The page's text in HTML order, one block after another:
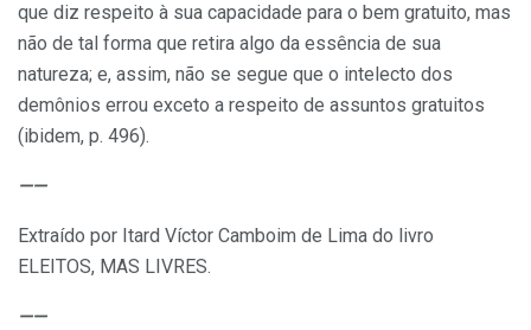
que diz respeito à sua capacidade para o bem gratuito, mas
não de tal forma que retira algo da essência de sua
natureza; e, assim, não se segue que o intelecto dos
demônios errou exceto a respeito de assuntos gratuitos
(ibidem, p. 496).
——
Extraído por Itard Víctor Camboim de Lima do livro
ELEITOS, MAS LIVRES.
——